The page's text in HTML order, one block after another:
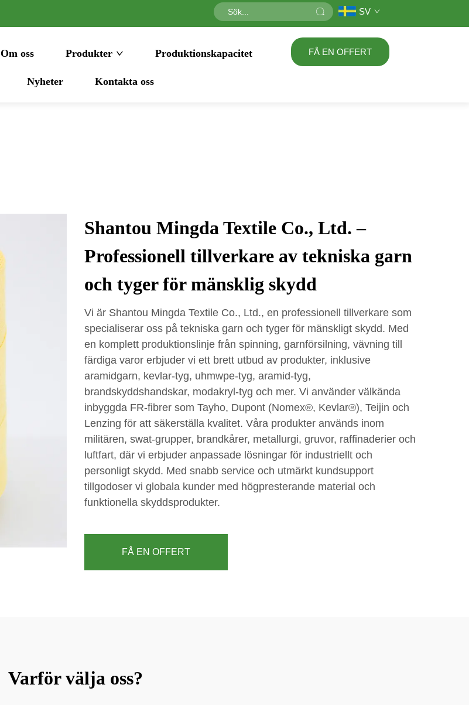
SV
Om oss Produkter Produktionskapacitet
Nyheter Kontakta oss
FÅ EN OFFERT
Shantou Mingda Textile Co., Ltd. –
Professionell tillverkare av tekniska garn
och tyger för mänsklig skydd
Vi är Shantou Mingda Textile Co., Ltd., en professionell tillverkare som
specialiserar oss på tekniska garn och tyger för mänskligt skydd. Med
en komplett produktionslinje från spinning, garnförsilning, vävning till
färdiga varor erbjuder vi ett brett utbud av produkter, inklusive
aramidgarn, kevlar-tyg, uhmwpe-tyg, aramid-tyg,
brandskyddshandskar, modakryl-tyg och mer. Vi använder välkända
inbyggda FR-fibrer som Tayho, Dupont (Nomex®, Kevlar®), Teijin och
Lenzing för att säkerställa kvalitet. Våra produkter används inom
militären, swat-grupper, brandkårer, metallurgi, gruvor, raffinaderier och
luftfart, där vi erbjuder anpassade lösningar för industriellt och
personligt skydd. Med snabb service och utmärkt kundsupport
tillgodoser vi globala kunder med högpresterande material och
funktionella skyddsprodukter.
FÅ EN OFFERT
Varför välja oss?